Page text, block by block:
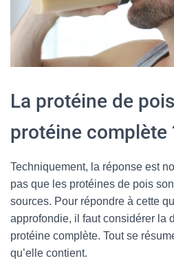
La protéine de
protéine complète
Techniquement, la réponse est
pas que les protéines de pois
sources. Pour répondre à cette
approfondie, il faut considérer la
protéine complète. Tout se
qu’elle contient.